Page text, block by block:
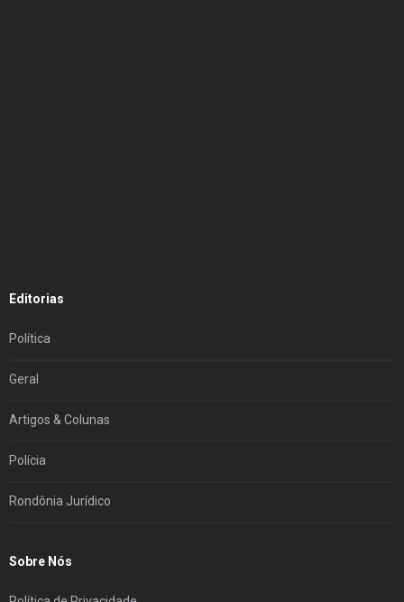
Editorias
Política
Geral
Artigos & Colunas
Polícia
Rondônia Jurídico
Sobre Nós